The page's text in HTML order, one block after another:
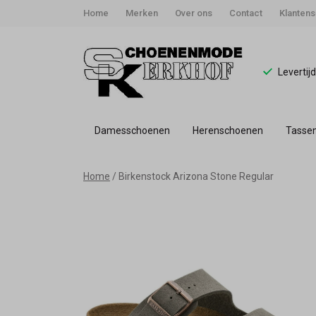
Home Merken Over ons Contact
Damesschoenen Herenschoenen
Birkenstock
Home Birkenstock Arizona Stone Regular